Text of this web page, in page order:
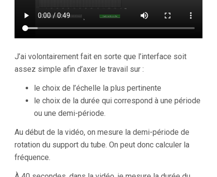
J’ai volontairement fait en sorte que l’interface soit
assez simple afin d’axer le travail sur :
le choix de l’échelle la plus pertinente
le choix de la durée qui correspond à une période
ou une demi-période.
Au début de la vidéo, on mesure la demi-période de
rotation du support du tube. On peut donc calculer la
fréquence.